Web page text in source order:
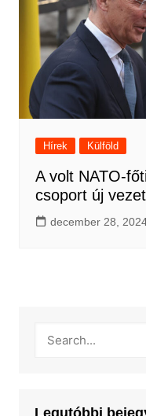
Hírek Külföld
A volt NATO-
csoport új
december 28,
Legutóbbi